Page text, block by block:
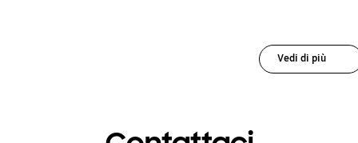
Vedi di più